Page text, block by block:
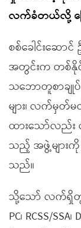
လက်ခံတယ်လို့ ပြ
စစ်ခေါင်းဆော
အတွင်းက တစ်နို
သဘောတူစာချု
များ၊ လက်မှ
ထားသော်လည်း
သည့် အဖွဲ့များကို
သည်။
သို့သော် လက်ရှိတွင်
PC၊ RCSS/